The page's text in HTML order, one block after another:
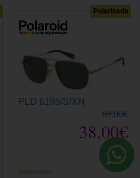
Polarizada
PLD 6195/S/XN
69,00€
38,00€
Graduable